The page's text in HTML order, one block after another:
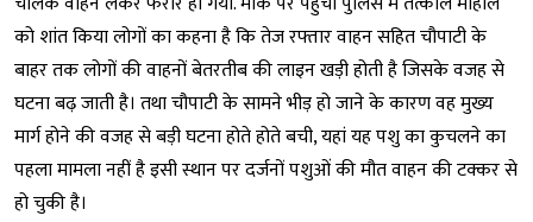
को शांत किया लोगों का कहना है कि तेज रफ्तार वाहन सहित चौपाटी के
बाहर तक लोगों की वाहनों बेतरतीब की लाइन खड़ी होती है जिसके वजह से
घटना बढ़ जाती है। तथा चौपाटी के सामने भीड़ हो जाने के कारण वह मुख्य
मार्ग होने की वजह से बड़ी घटना होते होते बची, यहां यह पशु का कुचलने का
पहला मामला नहीं है इसी स्थान पर दर्जनों पशुओं की मौत वाहन की टक्कर से
हो चुकी है।